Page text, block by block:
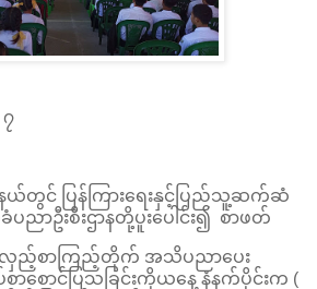
၇
နယ်တွင် ပြန်ကြားရေးနှင့်ပြည်သူ့ဆက်ဆံ
ခံပညာဦးစီးဌာနတို့ပူးပေါင်း၍ စာဖတ်
ယ်လှည့်စာကြည့်တိုက် အသိပညာပေး
စာစောင်ပြသခြင်းကိုယနေ့ နံနက်ပိုင်းက (